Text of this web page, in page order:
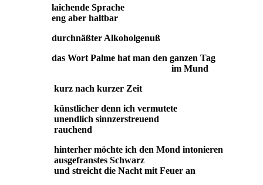
laichende Sprache
eng aber haltbar
durchnäßter Alkoholgenuß
das Wort Palme hat man den ganzen Tag
im Mund
kurz nach kurzer Zeit
künstlicher denn ich vermutete
unendlich sinnzerstreuend
rauchend
hinterher möchte ich den Mond intonieren
ausgefranstes Schwarz
und streicht die Nacht mit Feuer an